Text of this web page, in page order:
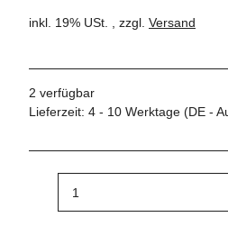
inkl. 19% USt. , zzgl. Versand
2 verfügbar
Lieferzeit: 4 - 10 Werktage (DE -